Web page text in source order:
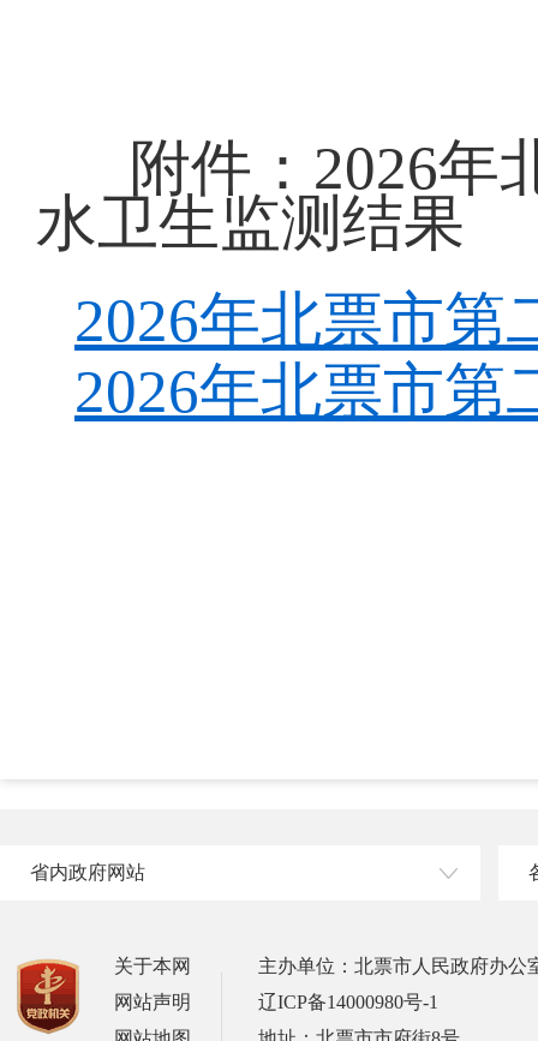
附件：2026年
水卫生监测结果
2026年北票市第
2026年北票市第
省内政府网站
关于本网
网站声明
主办单位：北票市人民政府办公
辽ICP备14000980号-1